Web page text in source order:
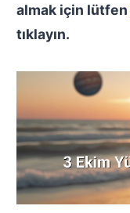
almak için lütfen
tıklayın.